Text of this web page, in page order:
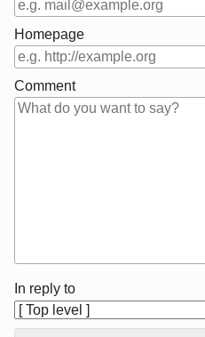
Homepage
Comment
In reply to